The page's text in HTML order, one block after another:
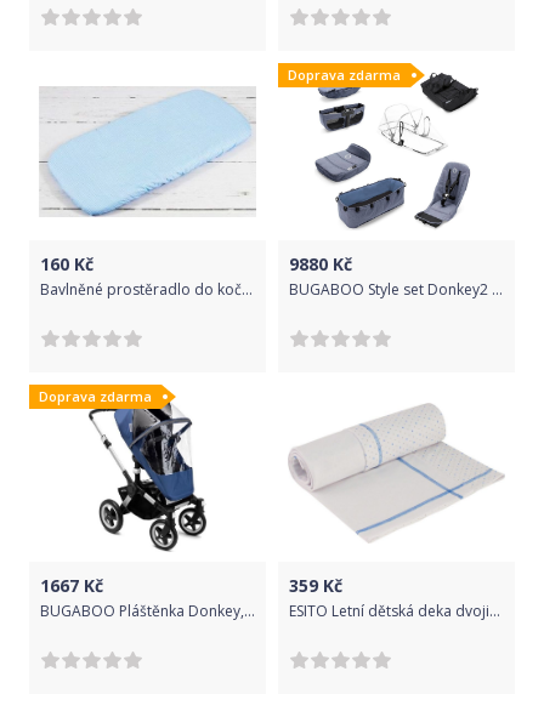
160 Kč
Bavlněné prostěradlo do kočárku Infantilo blue square
Doprava zdarma
9880 Kč
BUGABOO Style set Donkey2 – Blue Melange
Doprava zdarma
1667 Kč
BUGABOO Pláštěnka Donkey, Buffalo, Runner Sky Blue
359 Kč
ESITO Letní dětská deka dvojitá bavlna Hvězdička, Barva modrá, Velikost 75 x 100 cm